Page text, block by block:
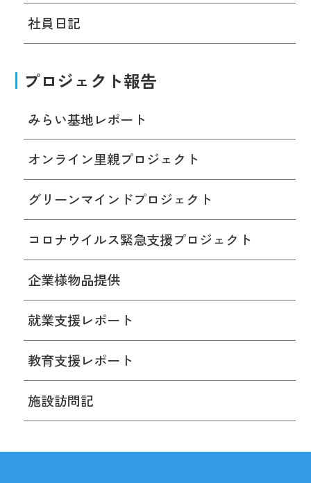
社員日記
プロジェクト報告
みらい基地レポート
オンライン里親プロジェクト
グリーンマインドプロジェクト
コロナウイルス緊急支援プロジェクト
企業様物品提供
就業支援レポート
教育支援レポート
施設訪問記